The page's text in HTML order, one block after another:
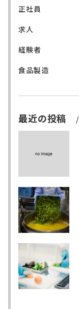
正社員
求人
経験者
食品製造
最近の投稿